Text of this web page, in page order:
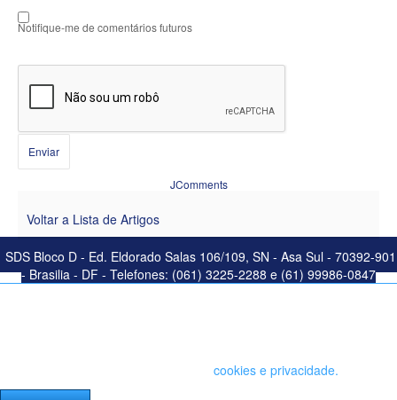
Notifique-me de comentários futuros
Enviar
JComments
Voltar a Lista de Artigos
SDS Bloco D - Ed. Eldorado Salas 106/109, SN - Asa Sul - 70392-901
- Brasilia - DF - Telefones: (061) 3225-2288 e (61) 99986-0847
cookies e privacidade.